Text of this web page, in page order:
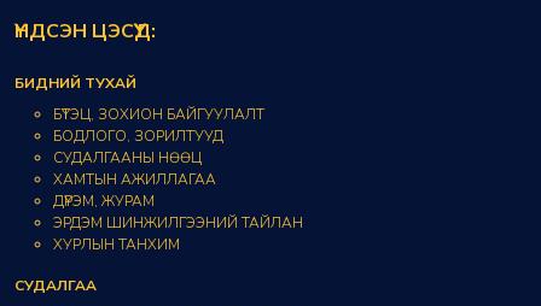
ҮНДСЭН ЦЭСҮҮД:
БИДНИЙ ТУХАЙ
БҮТЭЦ, ЗОХИОН БАЙГУУЛАЛТ
БОДЛОГО, ЗОРИЛТУУД
СУДАЛГААНЫ НӨӨЦ
ХАМТЫН АЖИЛЛАГАА
ДҮРЭМ, ЖУРАМ
ЭРДЭМ ШИНЖИЛГЭЭНИЙ ТАЙЛАН
ХУРЛЫН ТАНХИМ
СУДАЛГАА